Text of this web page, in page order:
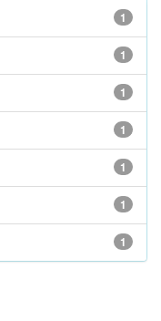
1
1
1
1
1
1
1